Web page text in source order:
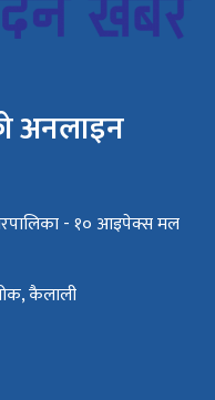
अनलाइन
- १० आइपेक्स मल
कैलाली